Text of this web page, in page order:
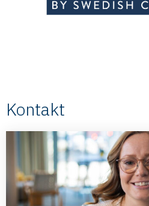
Kontakt